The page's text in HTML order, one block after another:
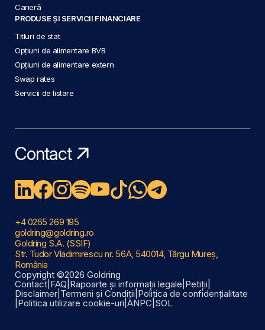
Carieră
PRODUSE ȘI SERVICII FINANCIARE
Titluri de stat
Opțiuni de alimentare BVB
Opțiuni de alimentare extern
Swap rates
Servicii de listare
Contact
+4 0265 269 195
goldring@goldring.ro
Goldring S.A. (SSIF)
Str. Tudor Vladimirescu nr. 56A, 540014, Târgu Mureș,
România
Copyright ©2026 Goldring
Contact FAQ Rapoarte și informații legale Petiții
Disclaimer Termeni și Condiții Politica de confidențialitate
Politica utilizare cookie-uri ANPC SOL